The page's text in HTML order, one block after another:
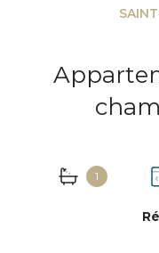
Appartement 3
1